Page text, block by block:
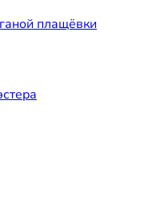
плащёвки